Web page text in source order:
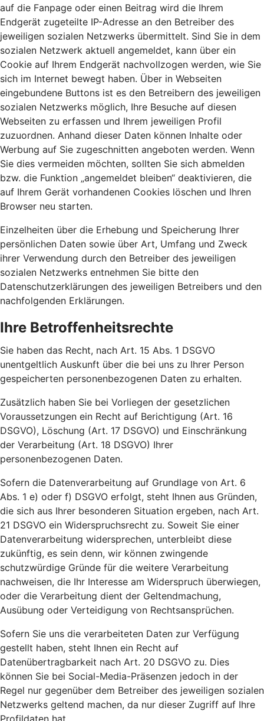
auf die Fanpage oder einen Beitrag wird die Ihrem
Endgerät zugeteilte IP-Adresse an den Betreiber des
jeweiligen sozialen Netzwerks übermittelt. Sind Sie in dem
sozialen Netzwerk aktuell angemeldet, kann über ein
Cookie auf Ihrem Endgerät nachvollzogen werden, wie Sie
sich im Internet bewegt haben. Über in Webseiten
eingebundene Buttons ist es den Betreibern des jeweiligen
sozialen Netzwerks möglich, Ihre Besuche auf diesen
Webseiten zu erfassen und Ihrem jeweiligen Profil
zuzuordnen. Anhand dieser Daten können Inhalte oder
Werbung auf Sie zugeschnitten angeboten werden. Wenn
Sie dies vermeiden möchten, sollten Sie sich abmelden
bzw. die Funktion „angemeldet bleiben“ deaktivieren, die
auf Ihrem Gerät vorhandenen Cookies löschen und Ihren
Browser neu starten.
Einzelheiten über die Erhebung und Speicherung Ihrer
persönlichen Daten sowie über Art, Umfang und Zweck
ihrer Verwendung durch den Betreiber des jeweiligen
sozialen Netzwerks entnehmen Sie bitte den
Datenschutzerklärungen des jeweiligen Betreibers und den
nachfolgenden Erklärungen.
Ihre Betroffenheitsrechte
Sie haben das Recht, nach Art. 15 Abs. 1 DSGVO
unentgeltlich Auskunft über die bei uns zu Ihrer Person
gespeicherten personenbezogenen Daten zu erhalten.
Zusätzlich haben Sie bei Vorliegen der gesetzlichen
Voraussetzungen ein Recht auf Berichtigung (Art. 16
DSGVO), Löschung (Art. 17 DSGVO) und Einschränkung
der Verarbeitung (Art. 18 DSGVO) Ihrer
personenbezogenen Daten.
Sofern die Datenverarbeitung auf Grundlage von Art. 6
Abs. 1 e) oder f) DSGVO erfolgt, steht Ihnen aus Gründen,
die sich aus Ihrer besonderen Situation ergeben, nach Art.
21 DSGVO ein Widerspruchsrecht zu. Soweit Sie einer
Datenverarbeitung widersprechen, unterbleibt diese
zukünftig, es sein denn, wir können zwingende
schutzwürdige Gründe für die weitere Verarbeitung
nachweisen, die Ihr Interesse am Widerspruch überwiegen,
oder die Verarbeitung dient der Geltendmachung,
Ausübung oder Verteidigung von Rechtsansprüchen.
Sofern Sie uns die verarbeiteten Daten zur Verfügung
gestellt haben, steht Ihnen ein Recht auf
Datenübertragbarkeit nach Art. 20 DSGVO zu. Dies
können Sie bei Social-Media-Präsenzen jedoch in der
Regel nur gegenüber dem Betreiber des jeweiligen sozialen
Netzwerks geltend machen, da nur dieser Zugriff auf Ihre
Profildaten hat.